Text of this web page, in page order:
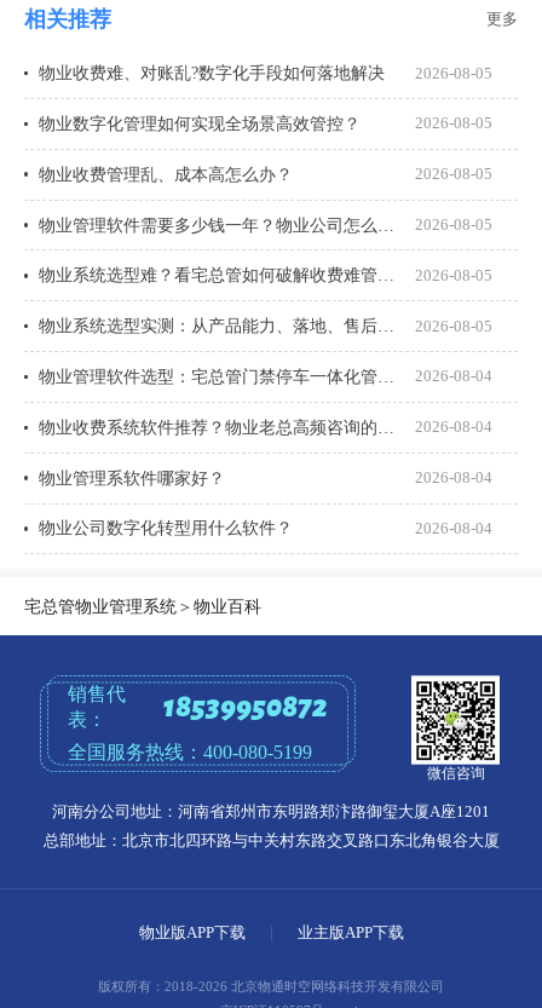
相关推荐 更多
物业收费难、对账乱?数字化手段如何落地解决 2026-08-05
物业数字化管理如何实现全场景高效管控？ 2026-08-05
物业收费管理乱、成本高怎么办？ 2026-08-05
2026-08-05
物业系统选型难？看宅总管如何破解收费难管理乱 2026-08-05
2026-08-05
2026-08-04
2026-08-04
物业管理系软件哪家好？ 2026-08-04
物业公司数字化转型用什么软件？ 2026-08-04
宅总管物业管理系统＞物业百科
销售代
表：
18539950872
全国服务热线：400-080-5199
微信咨询
河南分公司地址：河南省郑州市东明路郑汴路御玺大厦A座1201
总部地址：北京市北四环路与中关村东路交叉路口东北角银谷大厦
物业版APP下载 业主版APP下载
版权所有：2018-2026 北京物通时空网络科技开发有限公司